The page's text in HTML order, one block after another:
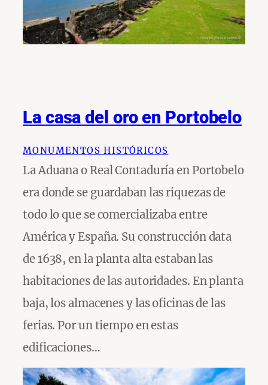
La casa del oro en Portobelo
MONUMENTOS HISTÓRICOS
La Aduana o Real Contaduría en Portobelo
era donde se guardaban las riquezas de
todo lo que se comercializaba entre
América y España. Su construcción data
de 1638, en la planta alta estaban las
habitaciones de las autoridades. En planta
baja, los almacenes y las oficinas de las
ferias. Por un tiempo en estas
edificaciones…